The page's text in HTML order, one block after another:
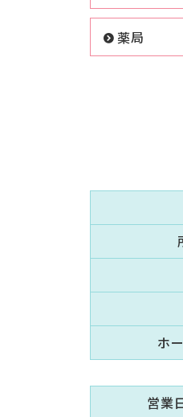
薬局
ホ
営業